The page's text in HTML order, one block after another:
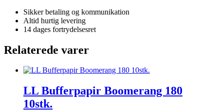
Sikker betaling og kommunikation
Altid hurtig levering
14 dages fortrydelsesret
Relaterede varer
LL Bufferpapir Boomerang 180
10stk.